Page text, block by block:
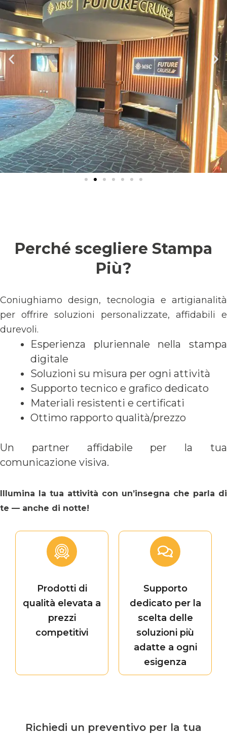
Perché scegliere Stampa
Più?
Coniughiamo design, tecnologia e artigianalità
per offrire soluzioni personalizzate, affidabili e
durevoli.
Esperienza pluriennale nella stampa
digitale
Soluzioni su misura per ogni attività
Supporto tecnico e grafico dedicato
Materiali resistenti e certificati
Ottimo rapporto qualità/prezzo
Un partner affidabile per la tua
comunicazione visiva.
Illumina la tua attività con un’insegna che parla di
te — anche di notte!
Prodotti di
qualità elevata a
prezzi
competitivi
Supporto
dedicato per la
scelta delle
soluzioni più
adatte a ogni
esigenza
Richiedi un preventivo per la tua